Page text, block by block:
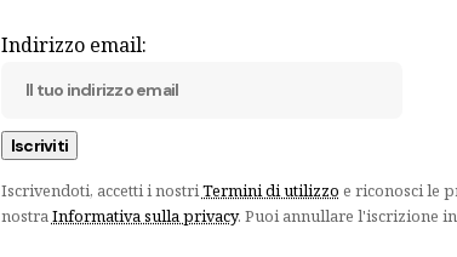
Indirizzo email:
Iscrivendoti, accetti i nostriTermini di utilizzo e riconosci le
nostraInformativa sulla privacy. Puoi annullare l'iscrizione